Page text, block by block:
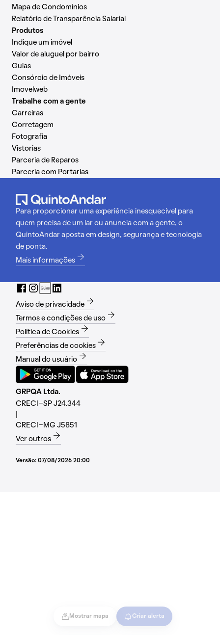
Mostrar mapa Criar alerta
Mapa de Condomínios
Relatório de Transparência Salarial
Produtos
Indique um imóvel
Valor de aluguel por bairro
Guias
Consórcio de Imóveis
Imovelweb
Trabalhe com a gente
Carreiras
Corretagem
Fotografia
Vistorias
Parceria de Reparos
Parceria com Portarias
Para proporcionar uma experiência inesquecível para
quem precisa de um lar ou anuncia com a gente, o
QuintoAndar aposta em design, segurança e tecnologia
de ponta.
Mais informações
Aviso de privacidade
Termos e condições de uso
Política de Cookies
Preferências de cookies
Manual do usuário
GRPQA Ltda.
CRECI-SP J24.344
CRECI-MG J5851
Ver outros
Versão: 07/08/2026 20:00